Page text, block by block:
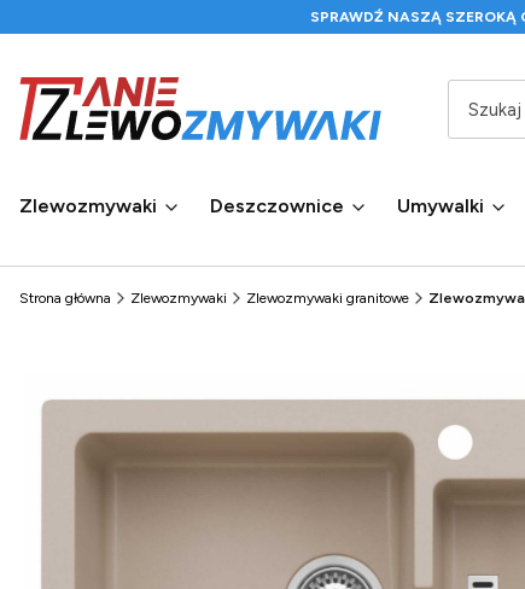
SPRAWDŹ NASZĄ SZEROKĄ
Zlewozmywaki Deszczownice Umywalki
Strona główna Zlewozmywaki Zlewozmywaki granitowe